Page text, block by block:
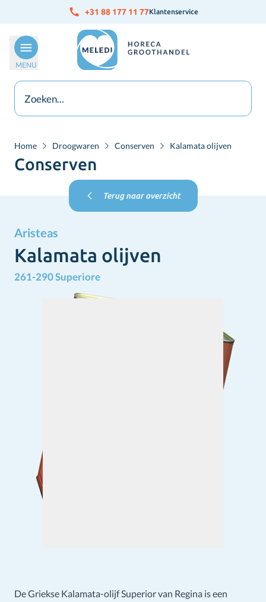
Ga naar de inhoud +31 88 177 11 77Klantenservice
MENU
Home Droogwaren Conserven Kalamata olijven
Conserven
Terug naar overzicht
Aristeas
Kalamata olijven
261-290 Superiore
De Griekse Kalamata-olijf Superior van Regina is een